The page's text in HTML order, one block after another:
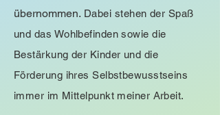
übernommen. Dabei stehen der Spaß
und das Wohlbefinden sowie die
Bestärkung der Kinder und die
Förderung ihres Selbstbewusstseins
immer im Mittelpunkt meiner Arbeit.